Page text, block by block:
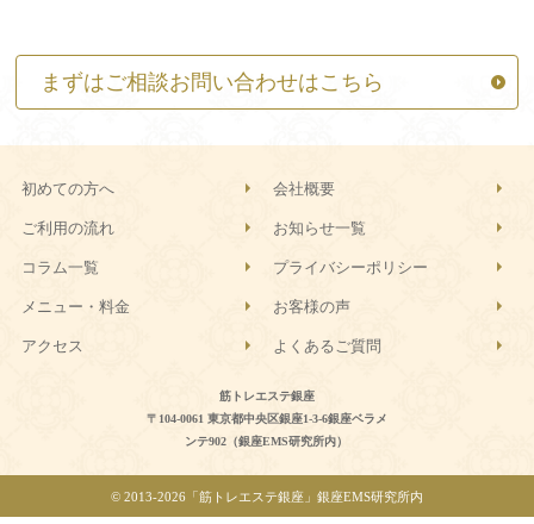
まずはご相談お問い合わせはこちら
筋トレエステ銀座
〒104-0061 東京都中央区銀座1-3-6銀座ベラメ
ンテ902（銀座EMS研究所内）
初めての方へ 会社概要
ご利用の流れ お知らせ一覧
コラム一覧 プライバシーポリシー
メニュー・料金 お客様の声
アクセス よくあるご質問
© 2013-2026「筋トレエステ銀座」銀座EMS研究所内